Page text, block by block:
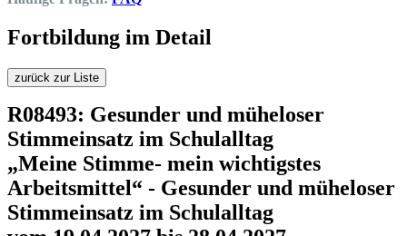
Fortbildung im Detail
zurück zur Liste
R08493: Gesunder und müheloser
Stimmeinsatz im Schulalltag
„Meine Stimme- mein wichtigstes
Arbeitsmittel“ - Gesunder und müheloser
Stimmeinsatz im Schulalltag